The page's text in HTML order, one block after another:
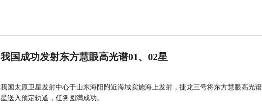
我国成功发射东方慧眼高光谱01、02星
我国太原卫星发射中心于山东海阳附近海域实施海上发射，捷龙三号将东方慧眼高光
星送入预定轨道，任务圆满成功。